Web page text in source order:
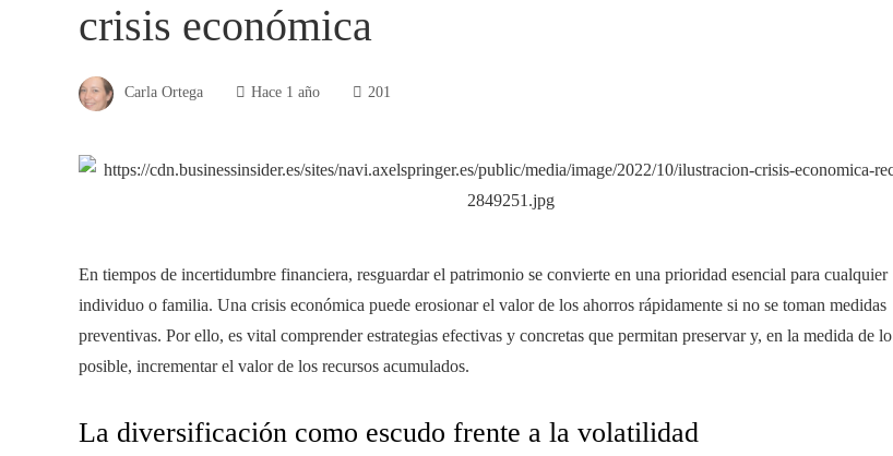
crisis económica
Carla Ortega Hace 1 año 201
En tiempos de incertidumbre financiera, resguardar el patrimonio se convierte en una prioridad esencial para cualquier
individuo o familia. Una crisis económica puede erosionar el valor de los ahorros rápidamente si no se toman medidas
preventivas. Por ello, es vital comprender estrategias efectivas y concretas que permitan preservar y, en la medida de lo
posible, incrementar el valor de los recursos acumulados.
La diversificación como escudo frente a la volatilidad